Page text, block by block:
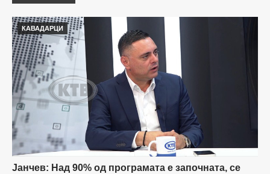
КАВАДАРЦИ
Јанчев: Над 90% од програмата е започната, се